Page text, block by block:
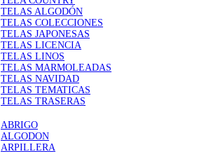
TELAS ALGODÓN
TELAS COLECCIONES
TELAS JAPONESAS
TELAS LICENCIA
TELAS LINOS
TELAS MARMOLEADAS
TELAS NAVIDAD
TELAS TEMATICAS
TELAS TRASERAS
ABRIGO
ALGODON
ARPILLERA